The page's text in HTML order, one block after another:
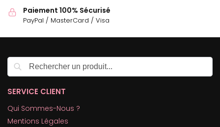
Paiement 100% Sécurisé
PayPal / MasterCard / Visa
SERVICE CLIENT
Qui Sommes-Nous ?
Mentions Légales